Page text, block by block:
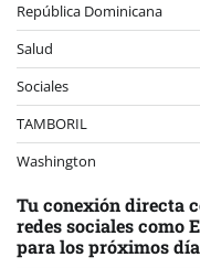
República Dominicana
Salud
Sociales
TAMBORIL
Washington
Tu conexión directa
redes sociales como
para los próximos